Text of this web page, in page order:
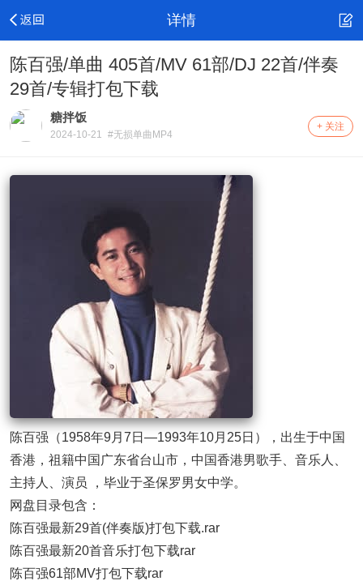
详情
陈百强/单曲 405首/MV 61部/DJ 22首/伴奏
29首/专辑打包下载
糖拌饭
2024-10-21 #无损单曲MP4
+ 关注
陈百强（1958年9月7日—1993年10月25日），出生于中国
香港，祖籍中国广东省台山市，中国香港男歌手、音乐人、
主持人、演员 ，毕业于圣保罗男女中学。
网盘目录包含：
陈百强最新29首(伴奏版)打包下载.rar
陈百强最新20首音乐打包下载rar
陈百强61部MV打包下载rar